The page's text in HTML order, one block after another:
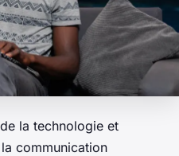
la technologie et
communication